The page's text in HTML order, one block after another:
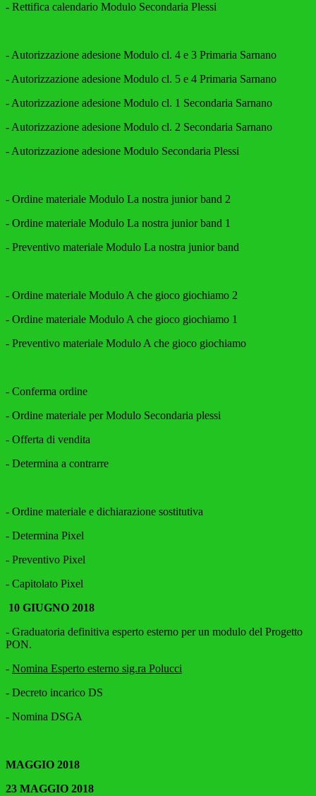
- Rettifica calendario Modulo Secondaria Plessi
- Autorizzazione adesione Modulo cl. 4 e 3 Primaria Sarnano
- Autorizzazione adesione Modulo cl. 5 e 4 Primaria Sarnano
- Autorizzazione adesione Modulo cl. 1 Secondaria Sarnano
- Autorizzazione adesione Modulo cl. 2 Secondaria Sarnano
- Autorizzazione adesione Modulo Secondaria Plessi
- Ordine materiale Modulo La nostra junior band 2
- Ordine materiale Modulo La nostra junior band 1
- Preventivo materiale Modulo La nostra junior band
- Ordine materiale Modulo A che gioco giochiamo 2
- Ordine materiale Modulo A che gioco giochiamo 1
- Preventivo materiale Modulo A che gioco giochiamo
- Conferma ordine
- Ordine materiale per Modulo Secondaria plessi
- Offerta di vendita
- Determina a contrarre
- Ordine materiale e dichiarazione sostitutiva
- Determina Pixel
- Preventivo Pixel
- Capitolato Pixel
10 GIUGNO 2018
- Graduatoria definitiva esperto esterno per un modulo del Progetto
PON.
- Nomina Esperto esterno sig.ra Polucci
- Decreto incarico DS
- Nomina DSGA
MAGGIO 2018
23 MAGGIO 2018